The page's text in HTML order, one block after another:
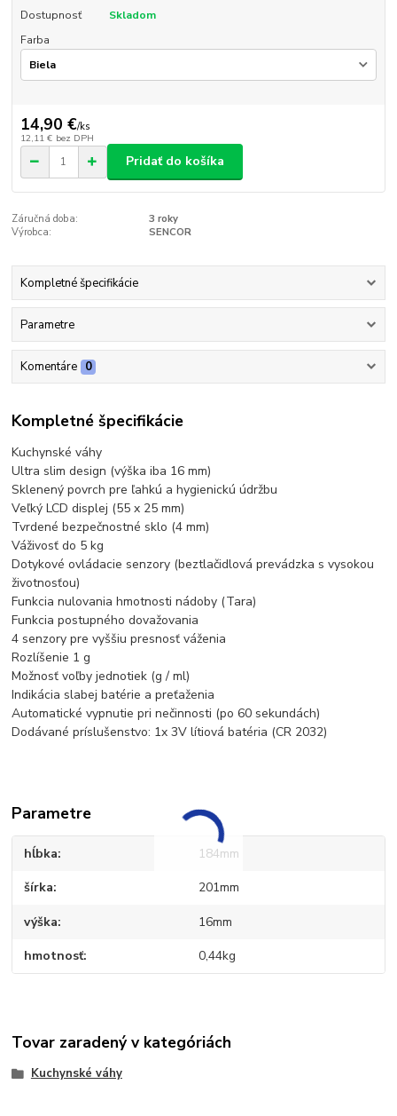
Dostupnosť
Skladom
Farba
14,90 €/ks
12,11 € bez DPH
Pridať do košíka
Záručná doba:
3 roky
Výrobca:
SENCOR
Kompletné špecifikácie
Parametre
Komentáre 0
Kompletné špecifikácie
Kuchynské váhy
Ultra slim design (výška iba 16 mm)
Sklenený povrch pre ľahkú a hygienickú údržbu
Veľký LCD displej (55 x 25 mm)
Tvrdené bezpečnostné sklo (4 mm)
Váživosť do 5 kg
Dotykové ovládacie senzory (beztlačidlová prevádzka s vysokou
životnosťou)
Funkcia nulovania hmotnosti nádoby (Tara)
Funkcia postupného dovažovania
4 senzory pre vyššiu presnosť váženia
Rozlíšenie 1 g
Možnosť voľby jednotiek (g / ml)
Indikácia slabej batérie a preťaženia
Automatické vypnutie pri nečinnosti (po 60 sekundách)
Dodávané príslušenstvo: 1x 3V lítiová batéria (CR 2032)
Parametre
hĺbka 184mm
šírka 201mm
výška 16mm
hmotnosť 0,44kg
Tovar zaradený v kategóriách
Kuchynské váhy